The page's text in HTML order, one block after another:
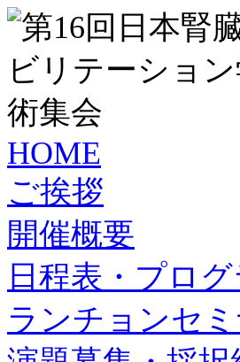
HOME
ご挨拶
開催概要
日程表・プロ
ランチョンセ